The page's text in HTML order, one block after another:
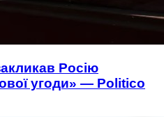
Росію
угоди» — Politico